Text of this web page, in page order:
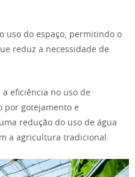
uso do espaço, permitindo o
reduz a necessidade de
eficiência no uso de
por gotejamento e
redução do uso de água
a agricultura tradicional.